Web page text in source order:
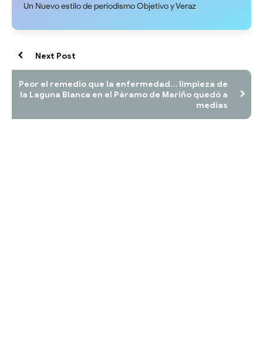
Un Nuevo estilo de periodismo Objetivo y Veraz
Next Post
Peor el remedio que la enfermedad… limpieza de
la Laguna Blanca en el Páramo de Mariño quedó a
medias